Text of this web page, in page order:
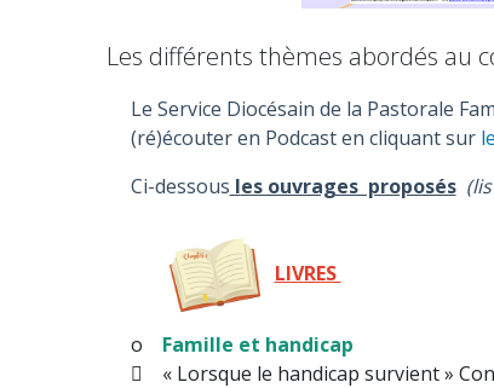
Les différents thèmes abordés au
Le Service Diocésain de la Pastorale
(ré)écouter en Podcast en cliquant sur
Ci-dessous les ouvrages proposés
LIVRES
o Famille et handicap
 « Lorsque le handicap survient »